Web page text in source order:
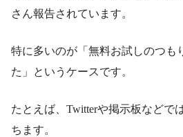
さん報告されています。
特に多いのが「無料お試しのつも
た」というケースです。
たとえば、Twitterや掲示板などで
ちます。